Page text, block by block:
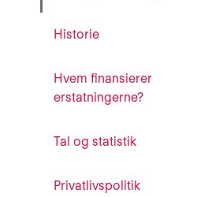
Historie
Hvem finansierer
erstatningerne?
Tal og statistik
Privatlivspolitik